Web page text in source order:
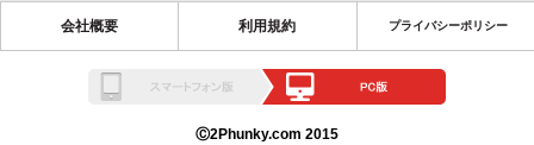
会社概要 利用規約 プライバシーポリシー
Ⓒ2Phunky.com 2015